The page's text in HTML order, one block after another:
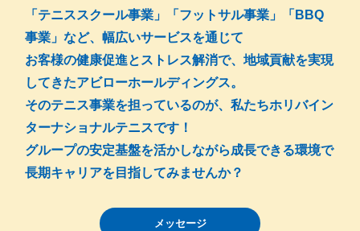
「テニススクール事業」「フットサル事業」「BBQ
事業」など、幅広いサービスを通じて
お客様の健康促進とストレス解消で、地域貢献を実現
してきたアビローホールディングス。
そのテニス事業を担っているのが、私たちホリバイン
ターナショナルテニスです！
グループの安定基盤を活かしながら成長できる環境で
長期キャリアを目指してみませんか？
メッセージ